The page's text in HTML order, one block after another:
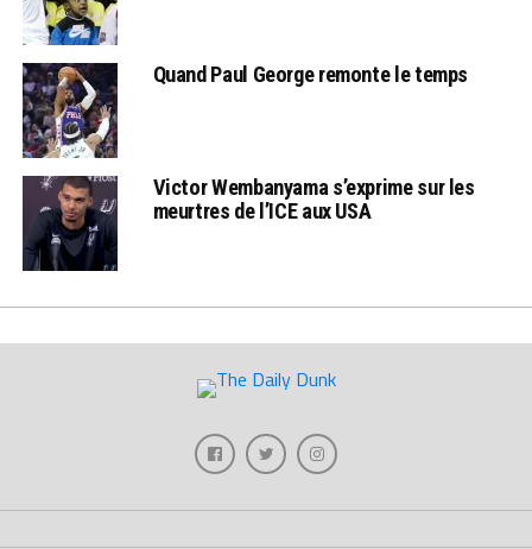
Quand Paul George remonte le temps
Victor Wembanyama s’exprime sur les
meurtres de l’ICE aux USA